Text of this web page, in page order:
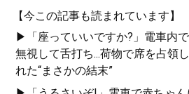
【今この記事も読まれています】
▶「座っていいですか?」電車内
無視して舌打ち...荷物で席を占領
れた“まさかの結末”